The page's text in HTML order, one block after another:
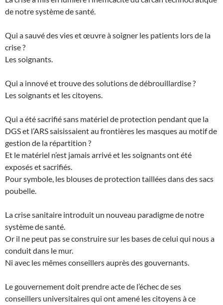
de notre système de santé.
Qui a sauvé des vies et œuvre à soigner les patients lors de la
crise ?
Les soignants.
Qui a innové et trouve des solutions de débrouillardise ?
Les soignants et les citoyens.
Qui a été sacrifié sans matériel de protection pendant que la
DGS et l’ARS saisissaient au frontières les masques au motif de
gestion de la répartition ?
Et le matériel n’est jamais arrivé et les soignants ont été
exposés et sacrifiés.
Pour symbole, les blouses de protection taillées dans des sacs
poubelle.
La crise sanitaire introduit un nouveau paradigme de notre
système de santé.
Or il ne peut pas se construire sur les bases de celui qui nous a
conduit dans le mur.
Ni avec les mêmes conseillers auprès des gouvernants.
Le gouvernement doit prendre acte de l’échec de ses
conseillers universitaires qui ont amené les citoyens à ce